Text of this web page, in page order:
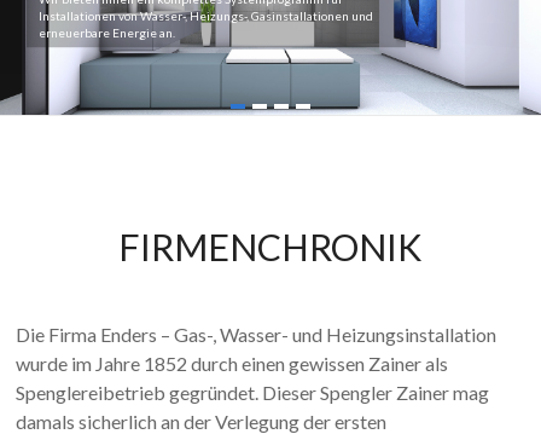
Installationen von Wasser-, Heizungs-, Gasinstallationen und
erneuerbare Energie an.
in allen technischen Fragen bzw. über alle Förderungen und
Finanzierungshilfen.
FIRMENCHRONIK
Die Firma Enders – Gas-, Wasser- und Heizungsinstallation
wurde im Jahre 1852 durch einen gewissen Zainer als
Spenglereibetrieb gegründet. Dieser Spengler Zainer mag
damals sicherlich an der Verlegung der ersten